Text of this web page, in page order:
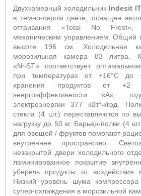
Двухкамерный холодильник Indesit
в темно-сером цвете, оснащен
оттаивания «Total No Frost»,
механическим управлением.
Общий
высоте 196 см. Холодильная
морозильная камера 83 литра.
«N~ST» соответствует
при температурах от +16°С до
хранения продуктов от
энергоэффективности «А»,
электроэнергии 377 кВт*ч/год.
стекла (4 шт.) переставляются по
нагрузку до 50 кг. Барьер-полки (4
для овощей / фруктов помогают
внутреннее пространство.
незакрытой двери холодильного
ламинированное покрытие
уберечь продукты от воздействия
Низкий уровень шума
супер-охлаждения в морозильной